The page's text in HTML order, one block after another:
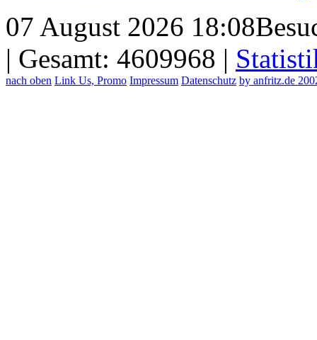
07 August 2026 18:08
| Gesamt: 4609968 |
nach oben Link Us, Promo Impressum Datenschutz by anfritz.de